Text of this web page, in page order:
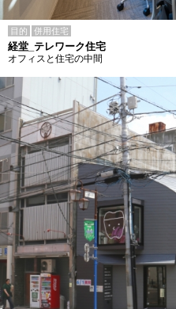
目的 併用住宅
経堂_テレワーク住宅
オフィスと住宅の中間